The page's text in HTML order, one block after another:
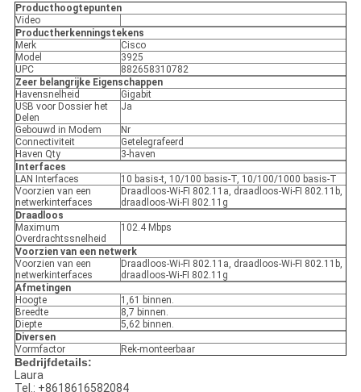
Producthoogtepunten
Video
Productherkenningstekens
Merk
Cisco
Model
3925
UPC
882658310782
Zeer belangrijke Eigenschappen
Havensnelheid
Gigabit
USB voor Dossier het
Delen
Ja
Gebouwd in Modem
Nr
Connectiviteit
Getelegrafeerd
Haven Qty
3-haven
Interfaces
LAN Interfaces
10 basis-t, 10/100 basis-T, 10/100/1000 basis-T
Voorzien van een
netwerkinterfaces
Draadloos-Wi-FI 802.11a, draadloos-Wi-FI 802.11b,
draadloos-Wi-FI 802.11g
Draadloos
Maximum
Overdrachtssnelheid
102.4 Mbps
Voorzien van een netwerk
Voorzien van een
netwerkinterfaces
Draadloos-Wi-FI 802.11a, draadloos-Wi-FI 802.11b,
draadloos-Wi-FI 802.11g
Afmetingen
Hoogte
1,61 binnen.
Breedte
8,7 binnen.
Diepte
5,62 binnen.
Diversen
Vormfactor
Rek-monteerbaar
Bedrijfdetails:
Laura
Tel.: +8618616582084